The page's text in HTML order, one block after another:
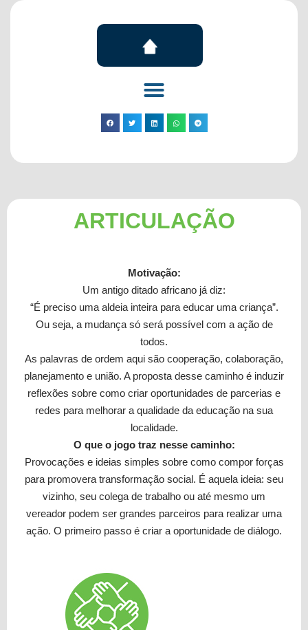
ARTICULAÇÃO
Motivação:
Um antigo ditado africano já diz:
“É preciso uma aldeia inteira para educar uma criança”.
Ou seja, a mudança só será possível com a ação de
todos.
As palavras de ordem aqui são cooperação, colaboração,
planejamento e união. A proposta desse caminho é induzir
reflexões sobre como criar oportunidades de parcerias e
redes para melhorar a qualidade da educação na sua
localidade.
O que o jogo traz nesse caminho:
Provocações e ideias simples sobre como compor forças
para promovera transformação social. É aquela ideia: seu
vizinho, seu colega de trabalho ou até mesmo um
vereador podem ser grandes parceiros para realizar uma
ação. O primeiro passo é criar a oportunidade de diálogo.